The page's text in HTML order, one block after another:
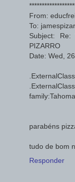
From:
To:
Subject: Re:
PIZARRO
Date: Wed,
parabéns
tudo de bom
Responder